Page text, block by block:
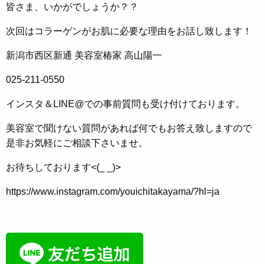
皆さま、いかがでしょうか？？
次回はコラーゲンがお肌に必要な理由をお話し致します！
新潟市西区新通 美容室椿家 高山陽一
025-211-0550
インスタ＆LINE@での事前質問も受け付けております。
美容室で聞けない質問があれば何でもお答え致しますので
是非お気軽にご相談下さいませ。
お待ちしております<(_ _)>
https://www.instagram.com/youichitakayama/?hl=ja